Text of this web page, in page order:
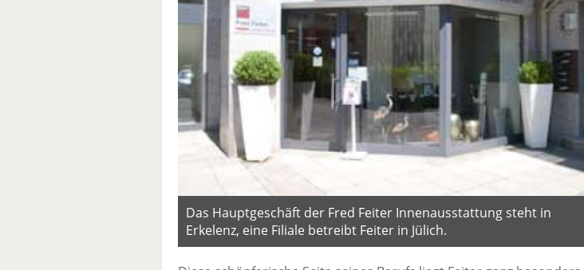
Das Hauptgeschäft der Fred Feiter Innenausstattung steht in
Erkelenz, eine Filiale betreibt Feiter in Jülich.